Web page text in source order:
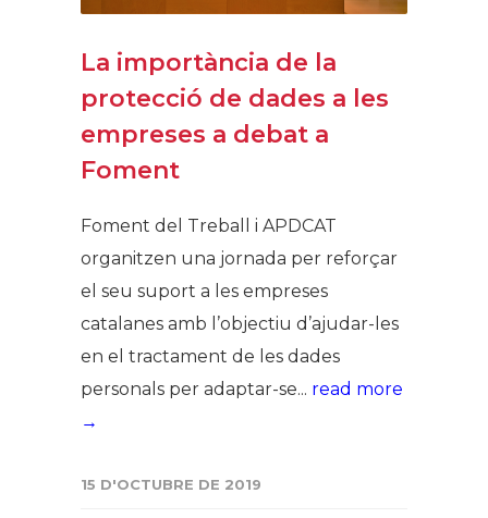
La importància de la
protecció de dades a les
empreses a debat a
Foment
Foment del Treball i APDCAT
organitzen una jornada per reforçar
el seu suport a les empreses
catalanes amb l’objectiu d’ajudar-les
en el tractament de les dades
personals per adaptar-se... read more
→
15 D'OCTUBRE DE 2019